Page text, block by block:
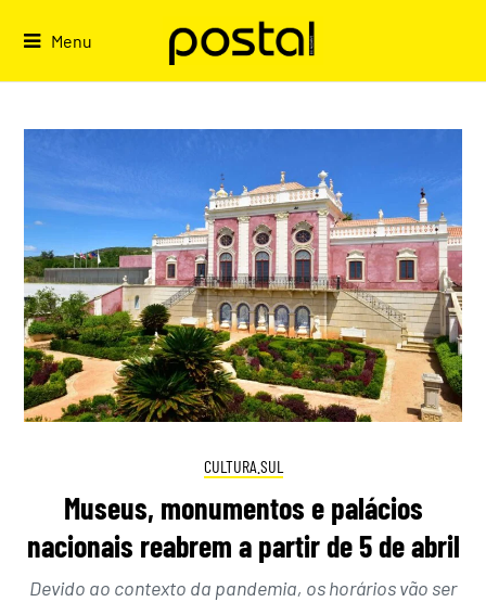
Menu
CULTURA.SUL
Museus, monumentos e palácios
nacionais reabrem a partir de 5 de abril
Devido ao contexto da pandemia, os horários vão ser